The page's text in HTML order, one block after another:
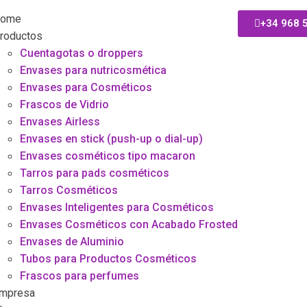
Cuentagotas o droppers
Envases para nutricosmética
Envases para Cosméticos
Frascos de Vidrio
Envases Airless
Envases en stick (push-up o dial-up)
Envases cosméticos tipo macaron
Tarros para pads cosméticos
Tarros Cosméticos
Envases Inteligentes para Cosméticos
Envases Cosméticos con Acabado Frosted
Envases de Aluminio
Tubos para Productos Cosméticos
Frascos para perfumes
+34 968